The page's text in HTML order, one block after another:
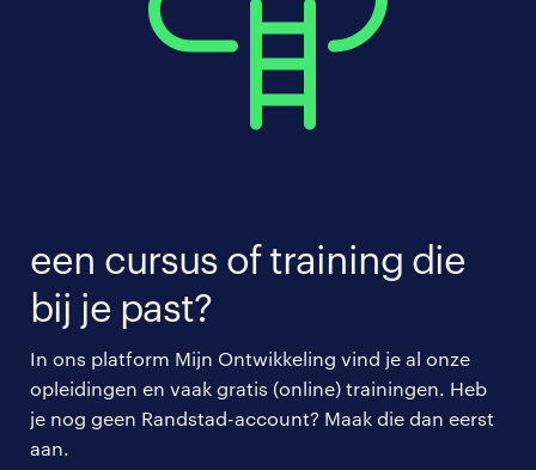
een cursus of training die
bij je past?
In ons platform Mijn Ontwikkeling vind je al onze
opleidingen en vaak gratis (online) trainingen. Heb
je nog geen Randstad-account? Maak die dan eerst
aan.